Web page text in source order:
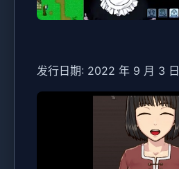
发行日期: 2022 年 9 月 3 日